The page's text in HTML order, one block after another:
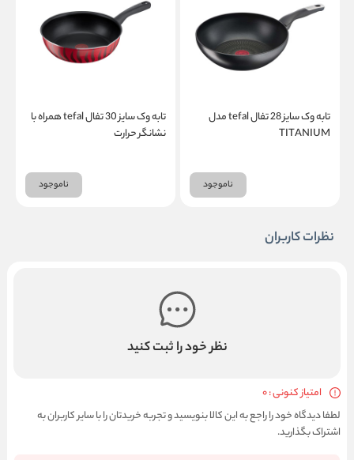
تابه وک سایز 28 تفال tefal مدل
TITANIUM
ناموجود
تابه وک سایز 30 تفال tefal همراه با
نشانگر حرارت
ناموجود
نظرات کاربران
نظر خود را ثبت کنید
امتیاز کنونی : 0
لطفا دیدگاه خود را راجع به این کالا بنویسید و تجربه خریدتان را با سایر کاربران به
اشتراک بگذارید.